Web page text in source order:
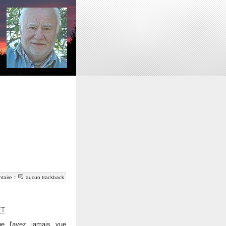
:: aucun trackback
l'avez jamais vue